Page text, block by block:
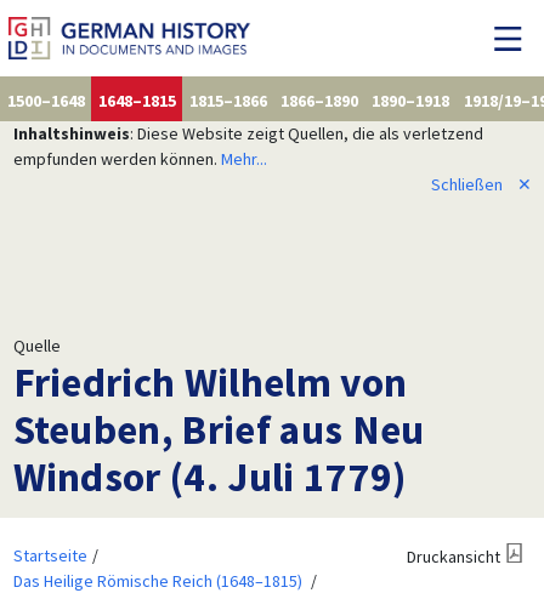
1500–1648 1648–1815 1815–1866 1866–1890 1890–1918
1918/
Inhaltshinweis: Diese Website zeigt Quellen, die als verletzend
empfunden werden können. Mehr...
Schließen
✕
Quelle
Friedrich Wilhelm von
Steuben, Brief aus Neu
Windsor (4. Juli 1779)
Startseite
Das Heilige Römische Reich (1648–1815)
Druckansicht